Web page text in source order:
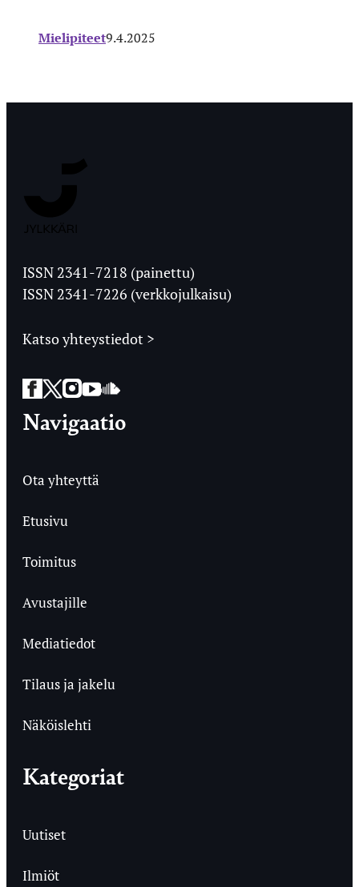
Mielipiteet9.4.2025
Ylioppilaslehti
ISSN 2341-7218 (painettu)
ISSN 2341-7226 (verkkojulkaisu)
Katso yhteystiedot >
Facebook
Twitter
Instagram
YouTube
SoundCloud
Navigaatio
Ota yhteyttä
Etusivu
Toimitus
Avustajille
Mediatiedot
Tilaus ja jakelu
Näköislehti
Kategoriat
Uutiset
Ilmiöt